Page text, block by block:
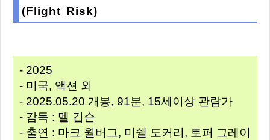
(Flight Risk)
- 2025
- 미국, 액션 외
- 2025.05.20 개봉, 91분, 15세이상 관람가
- 감독 : 멜 깁슨
- 출연 : 마크 월버그, 미쉘 도커리, 토퍼 그레이